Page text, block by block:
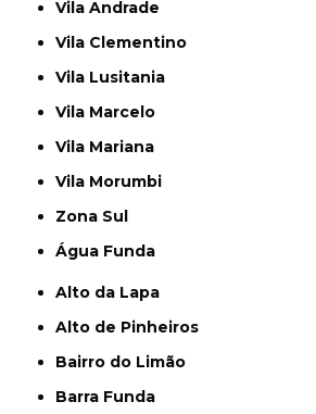
Vila Andrade
Vila Clementino
Vila Lusitania
Vila Marcelo
Vila Mariana
Vila Morumbi
Zona Sul
Água Funda
Alto da Lapa
Alto de Pinheiros
Bairro do Limão
Barra Funda